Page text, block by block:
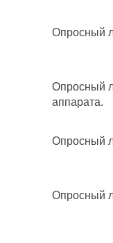
Опросный
Опросный
аппарата.
Опросный
Опросный